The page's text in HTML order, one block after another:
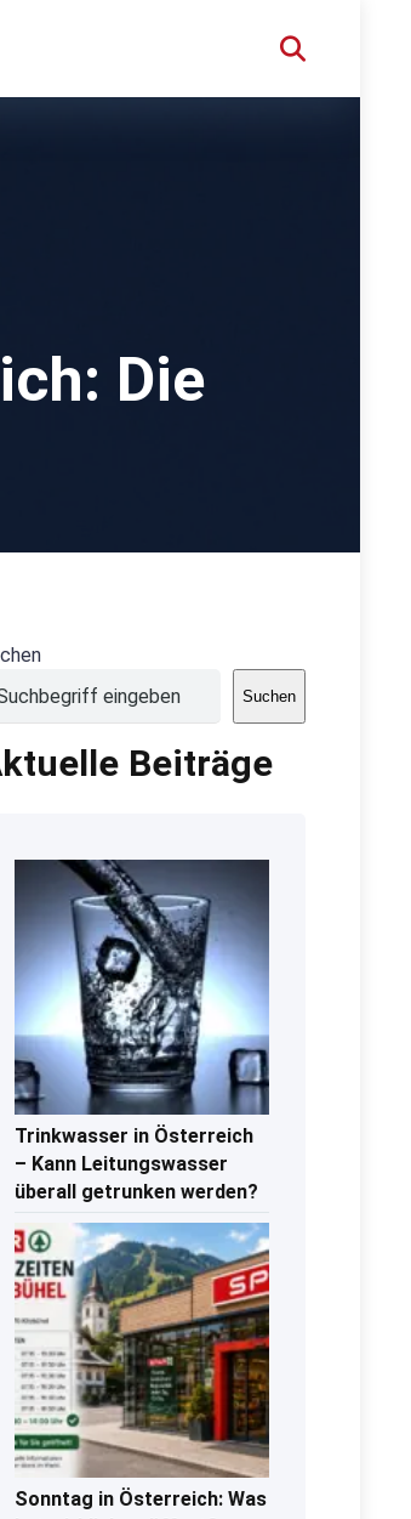
Die
Suchen
Beiträge
Trinkwasser in Österreich
– Kann Leitungswasser
überall getrunken werden?
Sonntag in Österreich: Was